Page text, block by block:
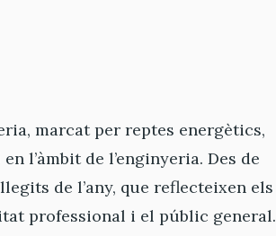
marcat per reptes energètics,
l’àmbit de l’enginyeria. Des de
de l’any, que reflecteixen els
professional i el públic general.